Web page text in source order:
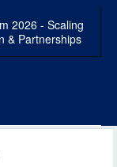
2026 - Scaling
& Partnerships